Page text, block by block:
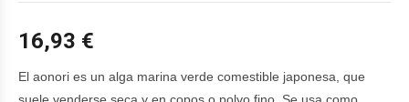
16,93 €
El aonori es un alga marina verde comestible japonesa, que